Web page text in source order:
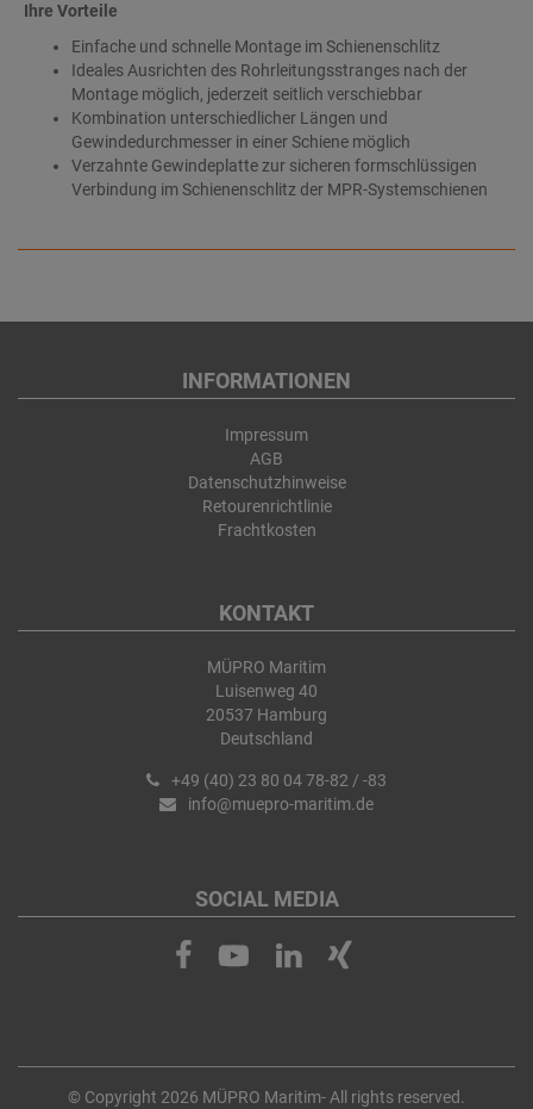
Ihre Vorteile
Einfache und schnelle Montage im Schienenschlitz
Ideales Ausrichten des Rohrleitungsstranges nach der
Montage möglich, jederzeit seitlich verschiebbar
Kombination unterschiedlicher Längen und
Gewindedurchmesser in einer Schiene möglich
Verzahnte Gewindeplatte zur sicheren formschlüssigen
Verbindung im Schienenschlitz der MPR-Systemschienen
INFORMATIONEN
Impressum
AGB
Datenschutzhinweise
Retourenrichtlinie
Frachtkosten
KONTAKT
MÜPRO Maritim
Luisenweg 40
20537 Hamburg
Deutschland
+49 (40) 23 80 04 78-82 / -83
info@muepro-maritim.de
SOCIAL MEDIA
© Copyright 2026 MÜPRO Maritim- All rights reserved.